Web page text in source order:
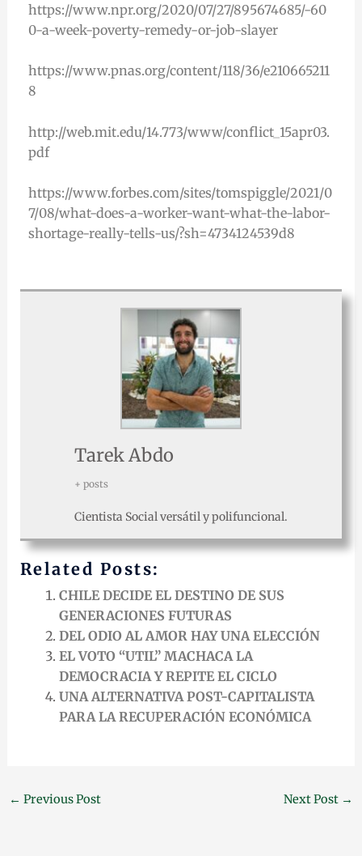
https://www.npr.org/2020/07/27/895674685/-60
0-a-week-poverty-remedy-or-job-slayer
https://www.pnas.org/content/118/36/e210665211
8
http://web.mit.edu/14.773/www/conflict_15apr03.
pdf
https://www.forbes.com/sites/tomspiggle/2021/0
7/08/what-does-a-worker-want-what-the-labor-
shortage-really-tells-us/?sh=4734124539d8
Tarek Abdo
+ posts
Cientista Social versátil y polifuncional.
Related Posts:
CHILE DECIDE EL DESTINO DE SUS
GENERACIONES FUTURAS
DEL ODIO AL AMOR HAY UNA ELECCIÓN
EL VOTO “UTIL” MACHACA LA
DEMOCRACIA Y REPITE EL CICLO
UNA ALTERNATIVA POST-CAPITALISTA
PARA LA RECUPERACIÓN ECONÓMICA
← Previous Post Next Post →